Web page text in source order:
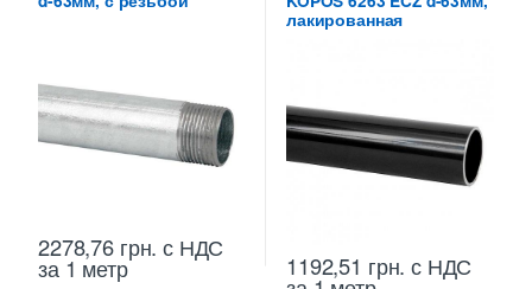
2278,76 грн. с НДС
за 1 метр
лакированная
1192,51 грн. с НДС